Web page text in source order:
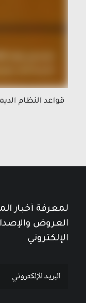
قواعد النظام
لمعرفة أخبار
العروض
الإلكتروني